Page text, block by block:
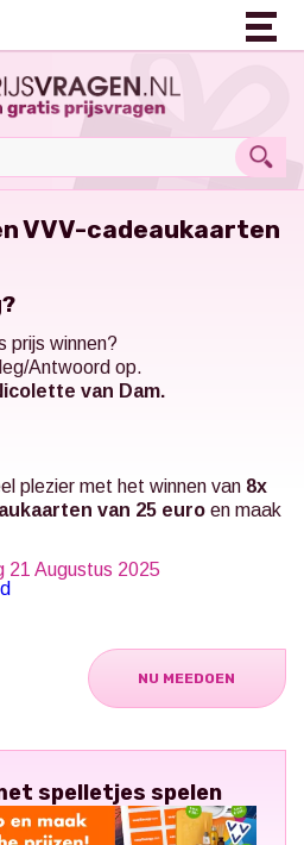
VVV-cadeaukaarten
prijs winnen?
Antwoord op.
van Dam.
plezier met het winnen van 8x
van 25 euro en maak
21 Augustus 2025
NU MEEDOEN
spelletjes spelen